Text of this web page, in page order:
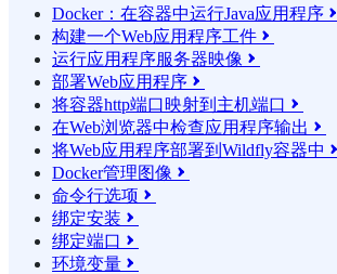
Docker：在容器中运行Java应用程序 
构建一个Web应用程序工件 
运行应用程序服务器映像 
部署Web应用程序 
将容器http端口映射到主机端口 
在Web浏览器中检查应用程序输出 
将Web应用程序部署到Wildfly容器中 
Docker管理图像 
命令行选项 
绑定安装 
绑定端口 
环境变量 